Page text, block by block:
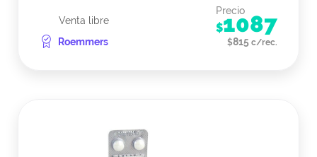
Venta libre
Roemmers
Precio
$1087
$815 c/rec.